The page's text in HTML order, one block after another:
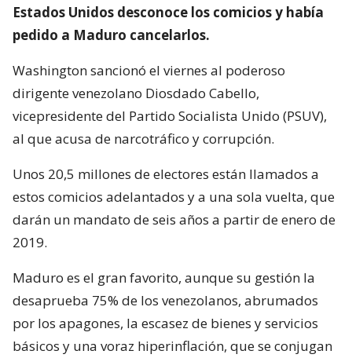
Estados Unidos desconoce los comicios y había
pedido a Maduro cancelarlos.
Washington sancionó el viernes al poderoso
dirigente venezolano Diosdado Cabello,
vicepresidente del Partido Socialista Unido (PSUV),
al que acusa de narcotráfico y corrupción.
Unos 20,5 millones de electores están llamados a
estos comicios adelantados y a una sola vuelta, que
darán un mandato de seis años a partir de enero de
2019.
Maduro es el gran favorito, aunque su gestión la
desaprueba 75% de los venezolanos, abrumados
por los apagones, la escasez de bienes y servicios
básicos y una voraz hiperinflación, que se conjugan